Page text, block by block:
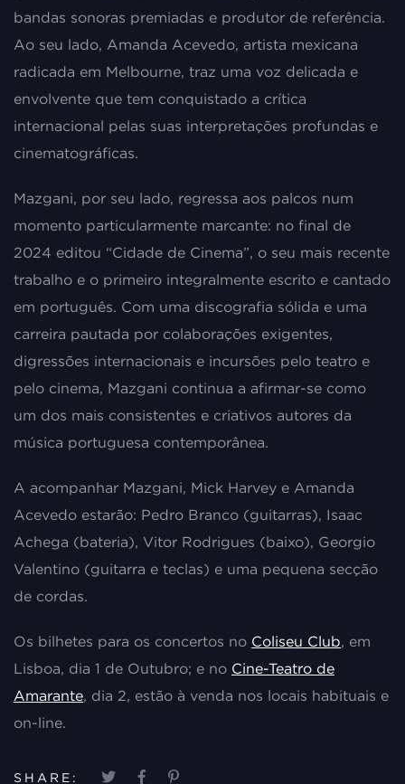
bandas sonoras premiadas e produtor de referência.
Ao seu lado, Amanda Acevedo, artista mexicana
radicada em Melbourne, traz uma voz delicada e
envolvente que tem conquistado a crítica
internacional pelas suas interpretações profundas e
cinematográficas.
Mazgani, por seu lado, regressa aos palcos num
momento particularmente marcante: no final de
2024 editou “Cidade de Cinema”, o seu mais recente
trabalho e o primeiro integralmente escrito e cantado
em português. Com uma discografia sólida e uma
carreira pautada por colaborações exigentes,
digressões internacionais e incursões pelo teatro e
pelo cinema, Mazgani continua a afirmar-se como
um dos mais consistentes e criativos autores da
música portuguesa contemporânea.
A acompanhar Mazgani, Mick Harvey e Amanda
Acevedo estarão: Pedro Branco (guitarras), Isaac
Achega (bateria), Vitor Rodrigues (baixo), Georgio
Valentino (guitarra e teclas) e uma pequena secção
de cordas.
Os bilhetes para os concertos no Coliseu Club, em
Lisboa, dia 1 de Outubro; e no Cine-Teatro de
Amarante, dia 2, estão à venda nos locais habituais e
on-line.
SHARE: